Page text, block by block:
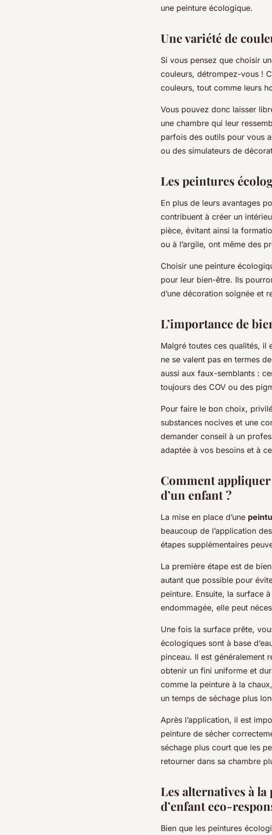
une peinture écologique.
Une variété de
Si vous pensez que choisir
couleurs, détrompez-vous !
couleurs, tout comme leurs
Vous pouvez donc laisser
une chambre qui leur
parfois des outils pour vous
ou des simulateurs de
Les peintures
En plus de leurs avantages
contribuent à créer un
pièce, évitant ainsi la
ou à l’argile, ont même des
Choisir une peinture
pour leur bien-être. Ils
d’une décoration soignée et
L’importance de
Malgré toutes ces qualités, il
ne se valent pas en termes
aussi aux faux-semblants :
toujours des COV ou des
Pour faire le bon choix,
substances nocives et une
demander conseil à un
adaptée à vos besoins et à
Comment
d’un enfant ?
La mise en place d’une
beaucoup de l’application
étapes supplémentaires
La première étape est de
autant que possible pour
peinture. Ensuite, la surface
endommagée, elle peut
Une fois la surface prête,
écologiques sont à base
pinceau. Il est généralement
obtenir un fini uniforme et
comme la peinture à la
un temps de séchage plus
Après l’application, il est
peinture de sécher
séchage plus court que les
retourner dans sa chambre
Les alternatives à
d’enfant eco-
Bien que les peintures